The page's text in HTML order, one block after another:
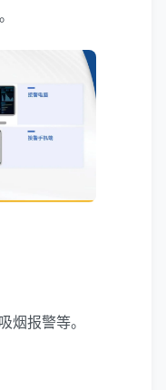
烟报警等。